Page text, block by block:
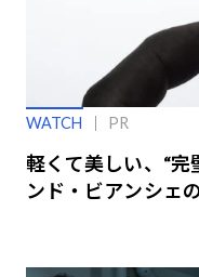
WATCH PR
軽くて美しい、“完
ンド・ビアンシェ